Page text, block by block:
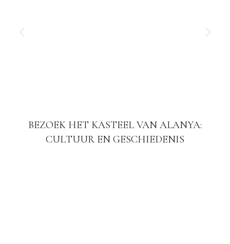
BEZOEK HET KASTEEL VAN ALANYA:
CULTUUR EN GESCHIEDENIS